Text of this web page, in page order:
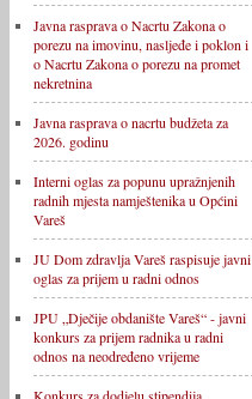
Javna rasprava o Nacrtu Zakona o
porezu na imovinu, nasljeđe i poklon i
o Nacrtu Zakona o porezu na promet
nekretnina
Javna rasprava o nacrtu budžeta za
2026. godinu
Interni oglas za popunu upražnjenih
radnih mjesta namještenika u Općini
Vareš
JU Dom zdravlja Vareš raspisuje javni
oglas za prijem u radni odnos
JPU „Dječije obdanište Vareš“ - javni
konkurs za prijem radnika u radni
odnos na neodređeno vrijeme